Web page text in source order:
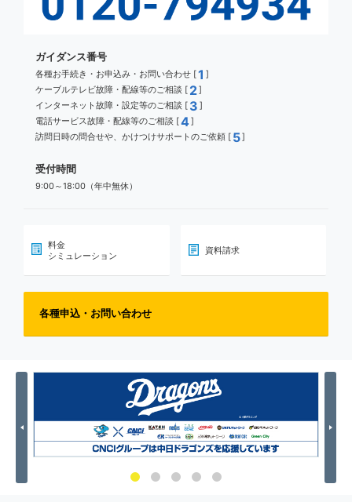
ガイダンス番号
各種お手続き・お申込み・お問い合わせ [1 ]
ケーブルテレビ故障・配線等のご相談 [ 2]
インターネット故障・設定等のご相談 [ 3 ]
電話サービス故障・配線等のご相談 [4]
訪問日時の問合せや、かけつけサポートのご依頼 [ 5]
受付時間
9:00～18:00（年中無休）
料金
シミュレーション
資料請求
各種申込・お問い合わせ
Previous Next